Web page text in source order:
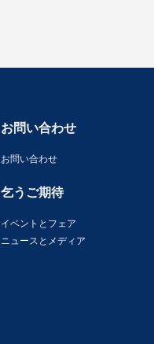
お問い合わせ
お問い合わせ
乞うご期待
イベントとフェア
ニュースとメディア